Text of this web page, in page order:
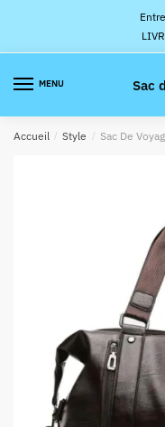
la
navigation
contenu
MENU Sac
Accueil / Style / Sac De